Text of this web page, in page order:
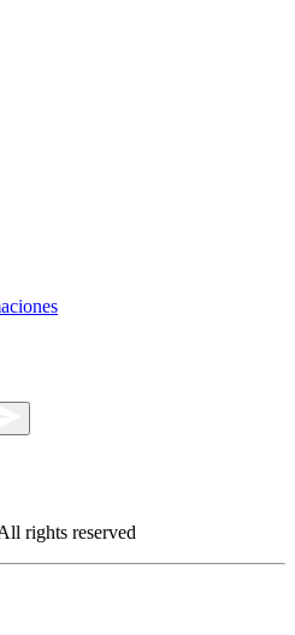
rights reserved